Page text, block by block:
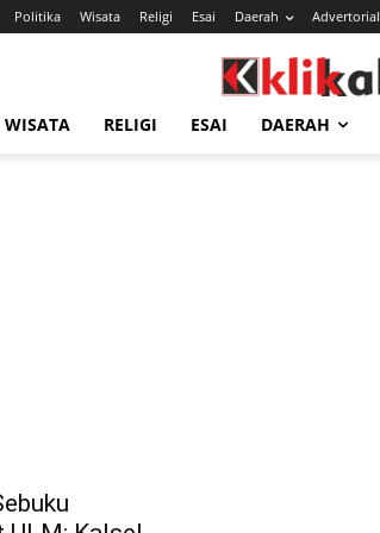
Politika Wisata Religi Esai Daerah Advertorial
WISATA RELIGI ESAI DAERAH